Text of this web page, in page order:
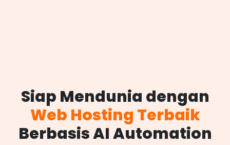
Siap Mendunia dengan
Web Hosting Terbaik
Berbasis AI Automation